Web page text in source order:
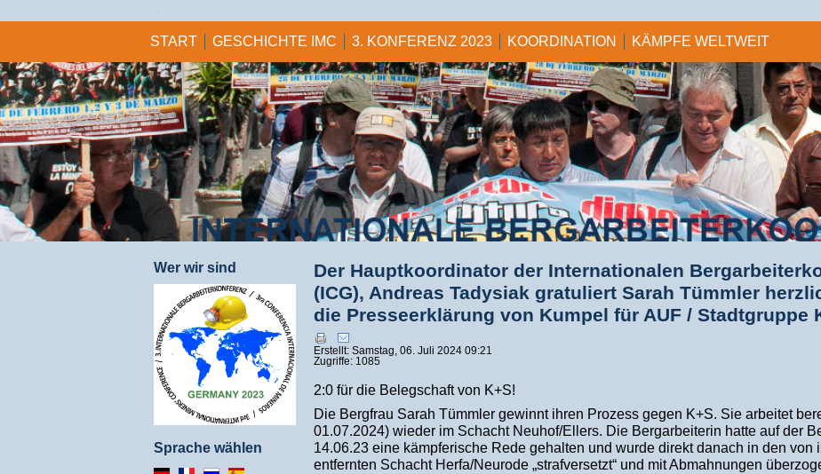
START GESCHICHTE IMC 3. KONFERENZ 2023 KOORDINATION KÄMPFE WELTWEIT
Wer wir sind
Sprache wählen
Der Hauptkoordinator der Internationalen
(ICG), Andreas Tadysiak gratuliert Sarah Tümmler
die Presseerklärung von Kumpel für AUF / Stadtgruppe
Erstellt: Samstag, 06. Juli 2024 09:21
Zugriffe: 1085
2:0 für die Belegschaft von K+S!
Die Bergfrau Sarah Tümmler gewinnt ihren Prozess gegen K+S. Sie arbeitet
01.07.2024) wieder im Schacht Neuhof/Ellers. Die Bergarbeiterin hatte auf der
14.06.23 eine kämpferische Rede gehalten und wurde direkt danach in den von
entfernten Schacht Herfa/Neurode „strafversetzt“ und mit Abmahnungen